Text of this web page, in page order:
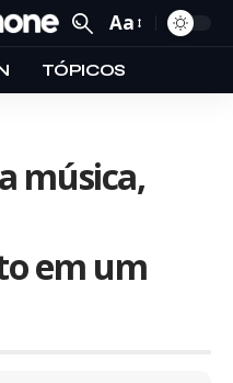
Aa
TÓPICOS
música,
em um